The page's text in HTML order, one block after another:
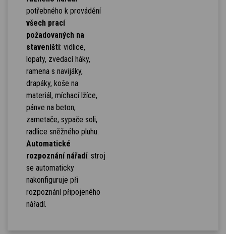
potřebného k provádění
všech prací
požadovaných na
staveništi: vidlice,
lopaty, zvedací háky,
ramena s navijáky,
drapáky, koše na
materiál, míchací lžíce,
pánve na beton,
zametače, sypače soli,
radlice sněžného pluhu.
Automatické
rozpoznání nářadí: stroj
se automaticky
nakonfiguruje při
rozpoznání připojeného
nářadí.